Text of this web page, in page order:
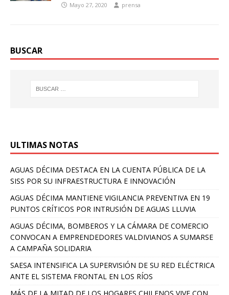
Mayo 27, 2020 prensa
BUSCAR
ULTIMAS NOTAS
AGUAS DÉCIMA DESTACA EN LA CUENTA PÚBLICA DE LA
SISS POR SU INFRAESTRUCTURA E INNOVACIÓN
AGUAS DÉCIMA MANTIENE VIGILANCIA PREVENTIVA EN 19
PUNTOS CRÍTICOS POR INTRUSIÓN DE AGUAS LLUVIA
AGUAS DÉCIMA, BOMBEROS Y LA CÁMARA DE COMERCIO
CONVOCAN A EMPRENDEDORES VALDIVIANOS A SUMARSE
A CAMPAÑA SOLIDARIA
SAESA INTENSIFICA LA SUPERVISIÓN DE SU RED ELÉCTRICA
ANTE EL SISTEMA FRONTAL EN LOS RÍOS